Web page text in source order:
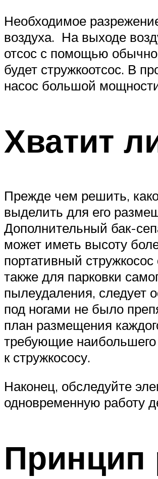
Необходимое
воздуха. На выходе
отсос с помощью
будет стружкоотсос. В
насос большой
Хватит
Прежде чем решить,
выделить для его
Дополнительный бак-
может иметь высоту
портативный
также для парковки
пылеудаления, следует
под ногами не было
план размещения
требующие
к стружкососу.
Наконец, обследуйте
одновременную работу
Принцип